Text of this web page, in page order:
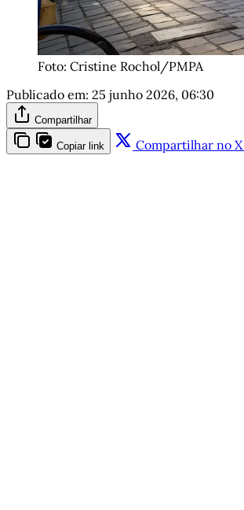
Foto: Cristine Rochol/PMPA
Publicado em: 25 junho 2026, 06:30
Compartilhar
Copiar link Compartilhar no X